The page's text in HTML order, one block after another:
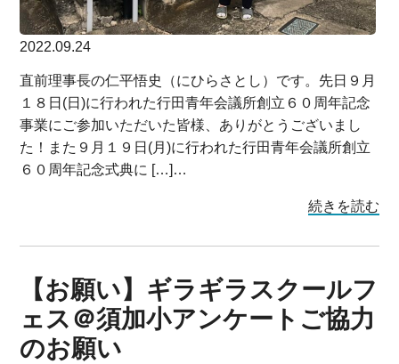
2022.09.24
直前理事長の仁平悟史（にひらさとし）です。先日９月
１８日(日)に行われた行田青年会議所創立６０周年記念
事業にご参加いただいた皆様、ありがとうございまし
た！また９月１９日(月)に行われた行田青年会議所創立
６０周年記念式典に […]…
続きを読む
【お願い】ギラギラスクールフ
ェス＠須加小アンケートご協力
のお願い